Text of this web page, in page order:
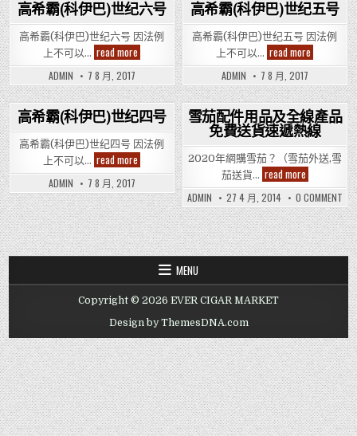
Posted
in
高希霸(科伊巴)世纪六号
高希霸(科伊巴)世纪六号 因法例
上不可以… read more
希
(科
伊
巴)
世
纪
六
号
ADMIN 7 8 月, 2017
Posted
in
高希霸(科伊巴)世纪五号
高希霸(科伊巴)世纪五号 因法例
上不可以… read more
希
(科
伊
巴)
世
纪
五
号
ADMIN 7 8 月, 2017
Posted
in
高希霸(科伊巴)世纪四号
高希霸(科伊巴)世纪四号 因法例
上不可以… read more
希
(科
伊
巴)
世
纪
四
号
ADMIN 7 8 月, 2017
Posted
in
雪茄配件用品及全線產品
免費送貨速遞熱線
2020年網購雪茄？（雪茄外送,雪
茄送貨… read more雪
茄
配
件
用
品
及
全
線
免
遞
熱
線
ADMIN 27 4 月, 2014 0 COMMENTON
雪
茄
配
件
用
品
及
全
線
產
品
免
費
送
貨
速
遞
熱
線
MENU
Copyright © 2026 EVER CIGAR MARKET
Design by ThemesDNA.com